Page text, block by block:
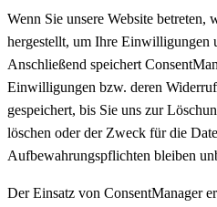
Wenn Sie unsere Website
hergestellt, um Ihre Einwilligungen
Anschließend speichert
Einwilligungen bzw. deren
gespeichert, bis Sie uns zur
löschen oder der Zweck für die
Aufbewahrungspflichten bleiben
Der Einsatz von ConsentManager